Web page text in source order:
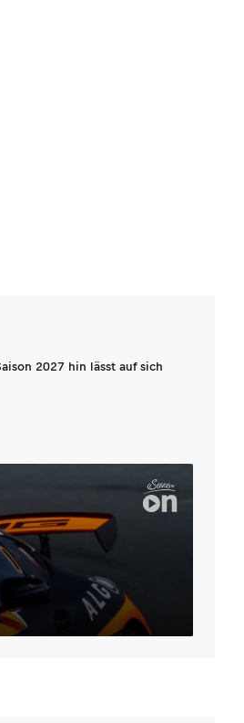
2027 hin lässt auf sich